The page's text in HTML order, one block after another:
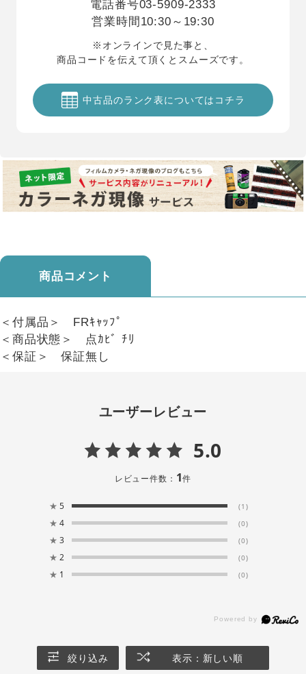
電話番号03-5909-2333
営業時間 10:30～19:30
※オンラインで見た事と、
商品コードを伝えて頂くとスムーズです。
中古品のランク表についてはコチラ
商品コメント
＜付属品＞ FRｷｬｯﾌﾟ
＜商品状態＞ 点ｶﾋﾞ ﾁﾘ
＜保証＞ 保証無し
ユーザーレビュー
5.0
レビュー件数： 1件
★ 5 (1)
★ 4 (0)
★ 3 (0)
★ 2 (0)
★ 1 (0)
絞り込み 表示：新しい順